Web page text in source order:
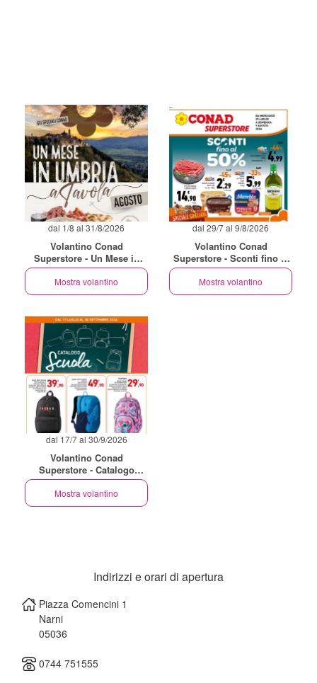
dal 1/8 al 31/8/2026
Volantino Conad
Superstore - Un Mese in
Umbria
Mostra volantino
dal 29/7 al 9/8/2026
Volantino Conad
Superstore - Sconti fino al
50%
Mostra volantino
dal 17/7 al 30/9/2026
Volantino Conad
Superstore - Catalogo
Scuola
Mostra volantino
Indirizzi e orari di apertura
Piazza Comencini 1
Narni
05036
0744 751555